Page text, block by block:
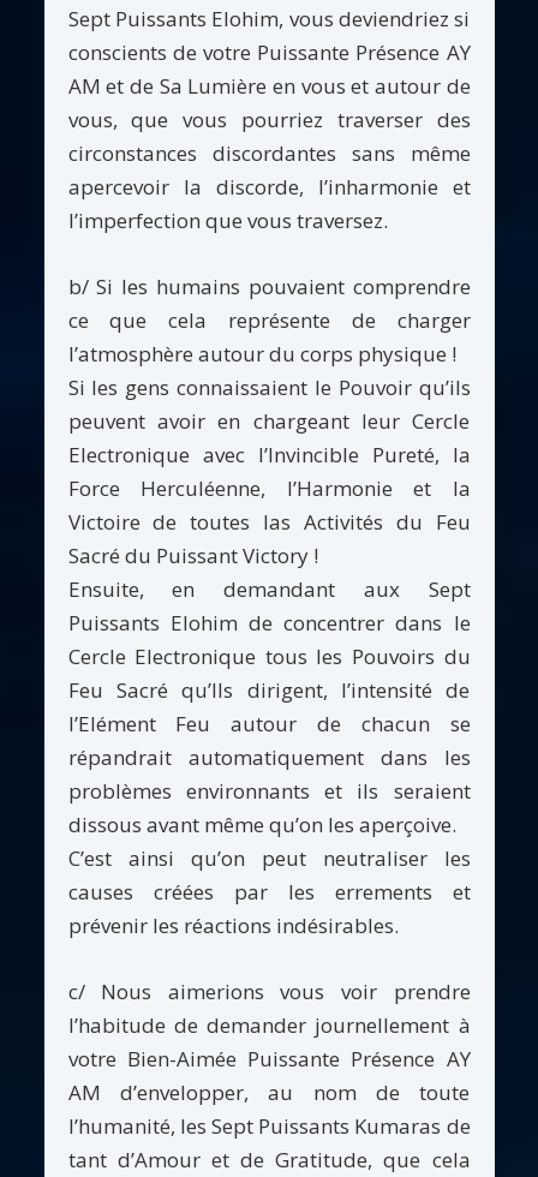
Sept Puissants Elohim, vous deviendriez si
conscients de votre Puissante Présence AY
AM et de Sa Lumière en vous et autour de
vous, que vous pourriez traverser des
circonstances discordantes sans même
apercevoir la discorde, l’inharmonie et
l’imperfection que vous traversez.
b/ Si les humains pouvaient comprendre
ce que cela représente de charger
l’atmosphère autour du corps physique !
Si les gens connaissaient le Pouvoir qu’ils
peuvent avoir en chargeant leur Cercle
Electronique avec l’Invincible Pureté, la
Force Herculéenne, l’Harmonie et la
Victoire de toutes las Activités du Feu
Sacré du Puissant Victory !
Ensuite, en demandant aux Sept
Puissants Elohim de concentrer dans le
Cercle Electronique tous les Pouvoirs du
Feu Sacré qu’Ils dirigent, l’intensité de
l’Elément Feu autour de chacun se
répandrait automatiquement dans les
problèmes environnants et ils seraient
dissous avant même qu’on les aperçoive.
C’est ainsi qu’on peut neutraliser les
causes créées par les errements et
prévenir les réactions indésirables.
c/ Nous aimerions vous voir prendre
l’habitude de demander journellement à
votre Bien-Aimée Puissante Présence AY
AM d’envelopper, au nom de toute
l’humanité, les Sept Puissants Kumaras de
tant d’Amour et de Gratitude, que cela